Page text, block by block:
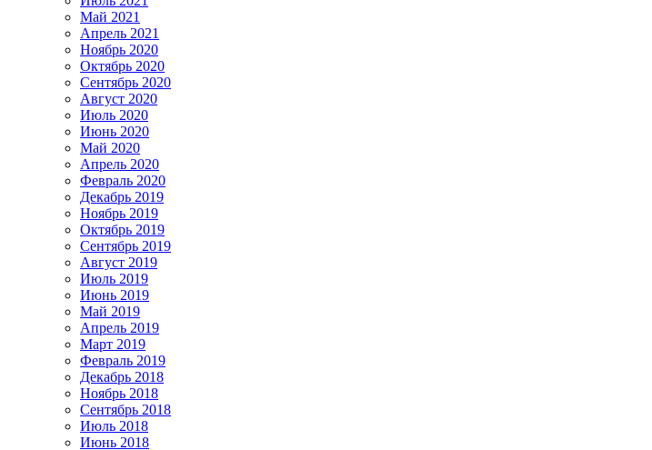
Май 2021
Апрель 2021
Ноябрь 2020
Октябрь 2020
Сентябрь 2020
Август 2020
Июль 2020
Июнь 2020
Май 2020
Апрель 2020
Февраль 2020
Декабрь 2019
Ноябрь 2019
Октябрь 2019
Сентябрь 2019
Август 2019
Июль 2019
Июнь 2019
Май 2019
Апрель 2019
Март 2019
Февраль 2019
Декабрь 2018
Ноябрь 2018
Сентябрь 2018
Июль 2018
Июнь 2018